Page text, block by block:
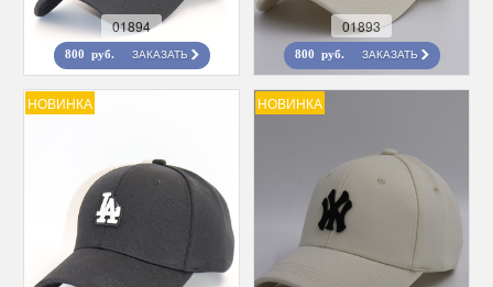
01894
800 руб. ЗАКАЗАТЬ
01893
800 руб. ЗАКАЗАТЬ
НОВИНКА НОВИНКА